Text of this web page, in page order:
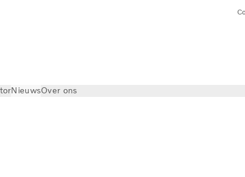
NieuwsOver ons